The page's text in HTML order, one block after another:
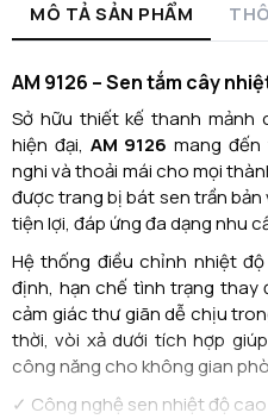
MÔ TẢ SẢN PHẨM
AM 9126 – Sen tắm cây
Sở hữu thiết kế thanh mảnh
hiện đại, AM 9126 mang
nghi và thoải mái cho mọi
được trang bị bát sen trần
tiện lợi, đáp ứng đa dạng nhu
Hệ thống điều chỉnh nhiệt
định, hạn chế tình trạng thay
cảm giác thư giãn dễ chịu
thời, vòi xả dưới tích hợp
công năng cho không gian
✓ Công nghệ sen nhiệt độ